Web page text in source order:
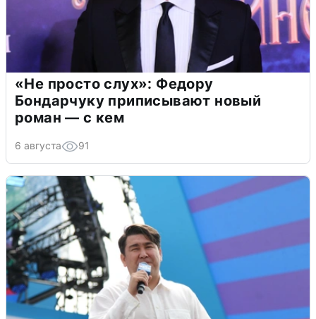
«Не просто слух»: Федору
Бондарчуку приписывают новый
роман — с кем
6 августа 91